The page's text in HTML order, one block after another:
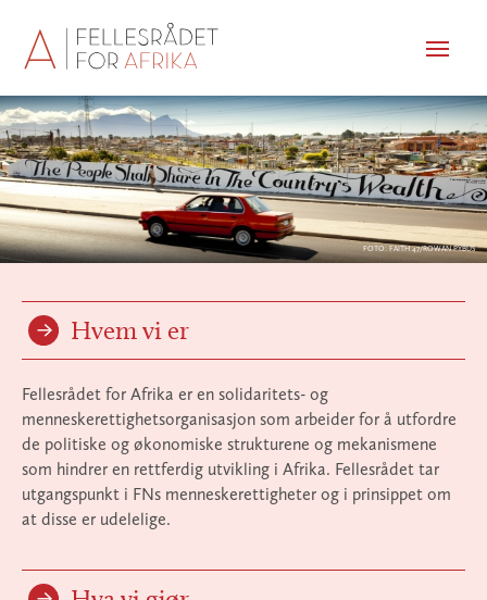
Meny
FOTO: FAITH 47/ROWAN PYBUS
Hvem vi er
Fellesrådet for Afrika er en solidaritets- og
menneskerettighetsorganisasjon som arbeider for å utfordre
de politiske og økonomiske strukturene og mekanismene
som hindrer en rettferdig utvikling i Afrika. Fellesrådet tar
utgangspunkt i FNs menneskerettigheter og i prinsippet om
at disse er udelelige.